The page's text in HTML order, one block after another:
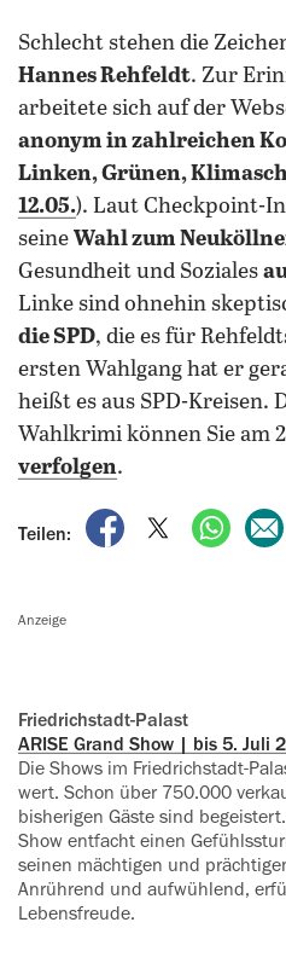
Schlecht stehen die
Hannes Rehfeldt. Zur
arbeitete sich auf der
anonym in zahlreichen
Linken, Grünen,
12.05.). Laut Checkpoint-
seine Wahl zum
Gesundheit und Soziales
Linke sind ohnehin
die SPD, die es für
ersten Wahlgang hat er
heißt es aus SPD-Kreisen.
Wahlkrimi können Sie am
verfolgen.
Teilen:
auf Facebook teilen
auf X teilen
per
Anzeige
Friedrichstadt-Palast
ARISE Grand Show | bis 5. Juli
Die Shows im Friedrichstadt-
wert. Schon über 750.000
bisherigen Gäste sind
Show entfacht einen
seinen mächtigen und
Anrührend und aufwühlend,
Lebensfreude.